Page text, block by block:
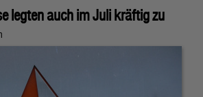
legten auch im Juli kräftig zu